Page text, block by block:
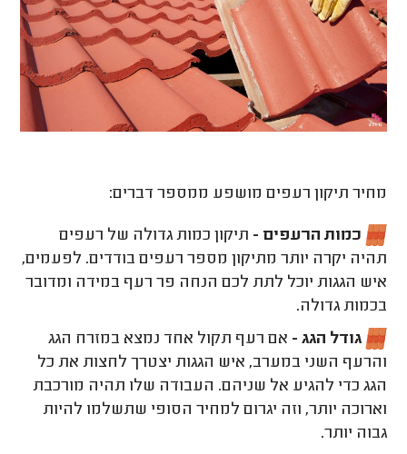
מחיר תיקון רעפים מושפע ממספר דברים:
כמות הרעפים - תיקון כמות גדולה של רעפים
תהיה יקרה יותר מתיקון מספר רעפים בודדים. לפעמים,
איש הגגות יוכל לתת לכם הנחה פר רעף במידה ומדובר
בכמות גדולה.
גודל הגג - אם רעף תקול אחד נמצא במזרח הגג
והרעף השני במערב, איש הגגות יצטרך לחצות את כל
הגג כדי להגיע אל שניהם. העבודה שלו תהיה מורכבת
וארוכה יותר, וזה יגרום למחיר הסופי שתשלמו להיות
גבוה יותר.